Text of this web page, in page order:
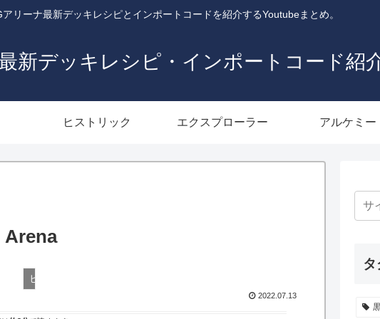
リーナ最新デッキレシピとインポートコードを紹介するYoutubeまとめ。
新デッキレシピ・インポートコード紹
ヒストリック エクスプローラー アルケミー
ヒストリック
2022.07.13
タ